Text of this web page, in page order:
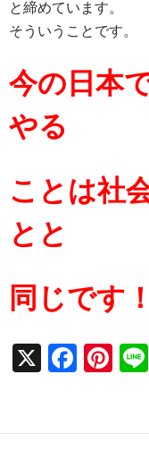
と締めています。
そういうことです。
今の日本
やる
ことは社
とと
同じです
X
F
b
Pi
es